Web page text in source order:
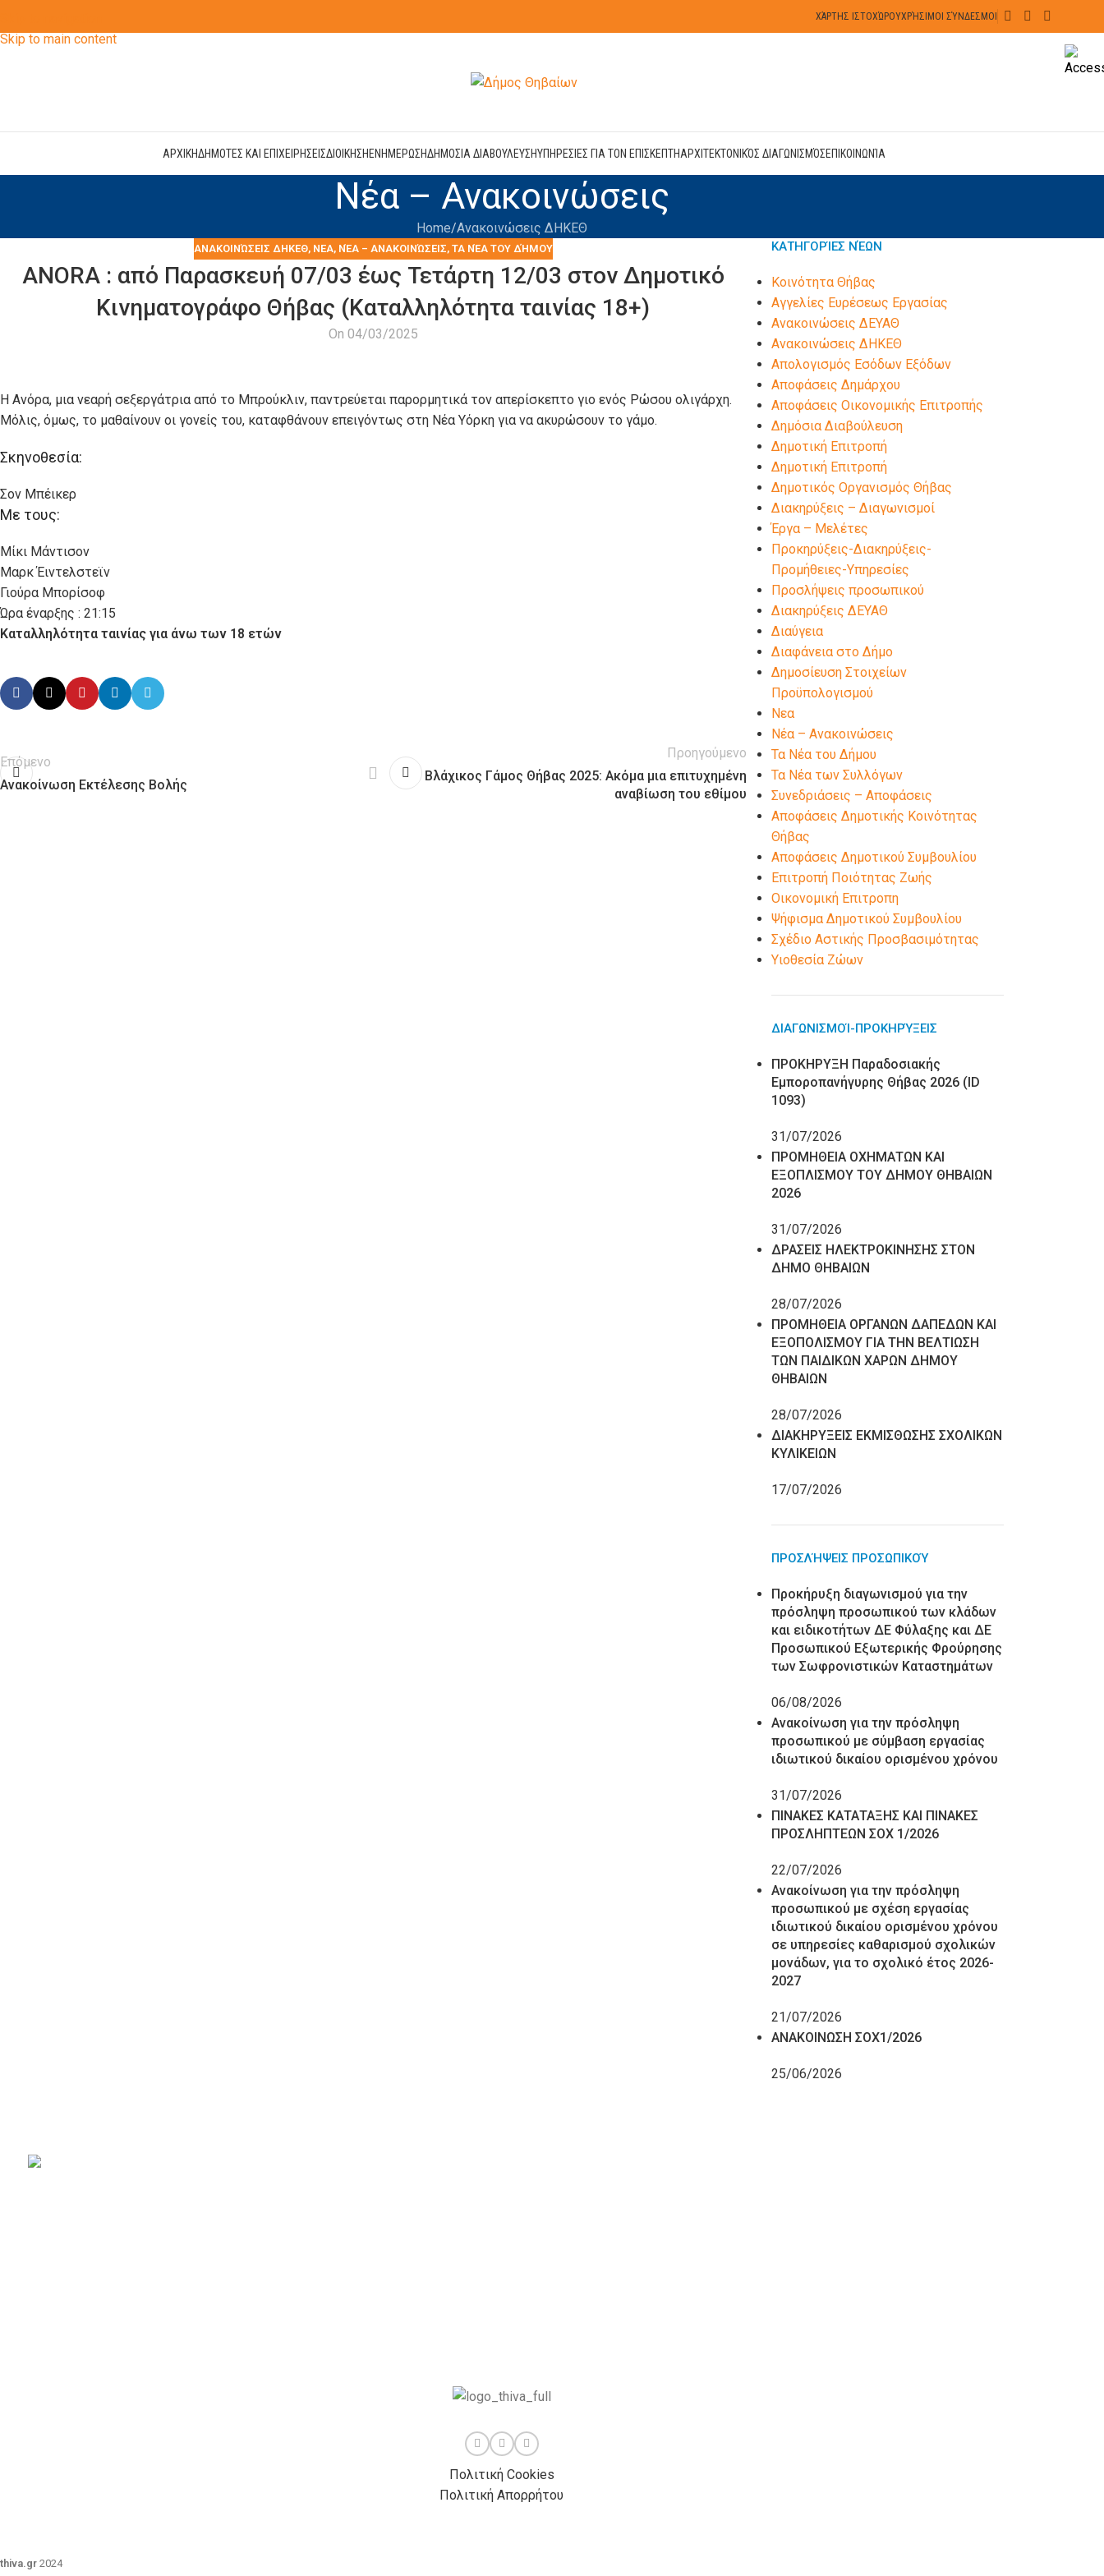
Skip to main content
ΧΆΡΤΗΣ ΙΣΤΟΧΏΡΟΥΧΡΉΣΙΜΟΙ ΣΎΝΔΕΣΜΟΙ
ΑΡΧΙΚΗΔΗΜΟΤΕΣ ΚΑΙ ΕΠΙΧΕΙΡΗΣΕΙΣΔΙΟΙΚΗΣΗΕΝΗΜΕΡΩΣΗΔΗΜΟΣΙΑ ΔΙΑΒΟΥΛΕΥΣΗΥΠΗΡΕΣΙΕΣ ΓΙΑ ΤΟΝ ΕΠΙΣΚΕΠΤΗΑΡΧΙΤΕΚΤΟΝΙΚΌΣ ΔΙΑΓΩΝΙΣΜΌΣΕΠΙΚΟΙΝΩΝΊΑ
Νέα – Ανακοινώσεις
Home Ανακοινώσεις ΔΗΚΕΘ
ΑΝΑΚΟΙΝΏΣΕΙΣ ΔΗΚΕΘ, ΝΕΑ, ΝΈΑ – ΑΝΑΚΟΙΝΏΣΕΙΣ, ΤΑ ΝΈΑ ΤΟΥ ΔΉΜΟΥ
ANORA : από Παρασκευή 07/03 έως Τετάρτη 12/03 στον Δημοτικό
Κινηματογράφο Θήβας (Καταλληλότητα ταινίας 18+)
On 04/03/2025
Η Ανόρα, μια νεαρή σεξεργάτρια από το Μπρούκλιν, παντρεύεται παρορμητικά τον απερίσκεπτο γιο ενός Ρώσου ολιγάρχη.
Μόλις, όμως, το μαθαίνουν οι γονείς του, καταφθάνουν επειγόντως στη Νέα Υόρκη για να ακυρώσουν το γάμο.
Σκηνοθεσία:
Σον Μπέικερ
Με τους:
Μίκι Μάντισον
Μαρκ Έιντελστεϊν
Γιούρα Μπορίσοφ
Ώρα έναρξης : 21:15
Καταλληλότητα ταινίας για άνω των 18 ετών
Επόμενο
Ανακοίνωση Εκτέλεσης Βολής
Προηγούμενο
Βλάχικος Γάμος Θήβας 2025: Ακόμα μια επιτυχημένη
αναβίωση του εθίμου
ΚΑΤΗΓΟΡΊΕΣ ΝΈΩΝ
Kοινότητα Θήβας
Αγγελίες Ευρέσεως Εργασίας
Ανακοινώσεις ΔΕΥΑΘ
Ανακοινώσεις ΔΗΚΕΘ
Απολογισμός Εσόδων Εξόδων
Αποφάσεις Δημάρχου
Αποφάσεις Οικονομικής Επιτροπής
Δημόσια Διαβούλευση
Δημοτική Επιτροπή
Δημοτική Επιτροπή
Δημοτικός Οργανισμός Θήβας
Διακηρύξεις – Διαγωνισμοί
Έργα – Μελέτες
Προκηρύξεις-Διακηρύξεις-
Προμήθειες-Υπηρεσίες
Προσλήψεις προσωπικού
Διακηρύξεις ΔΕΥΑΘ
Διαύγεια
Διαφάνεια στο Δήμο
Δημοσίευση Στοιχείων
Προϋπολογισμού
Νεα
Νέα – Ανακοινώσεις
Τα Νέα του Δήμου
Τα Νέα των Συλλόγων
Συνεδριάσεις – Αποφάσεις
Αποφάσεις Δημοτικής Κοινότητας
Θήβας
Αποφάσεις Δημοτικού Συμβουλίου
Επιτροπή Ποιότητας Ζωής
Οικονομική Επιτροπη
Ψήφισμα Δημοτικού Συμβουλίου
Σχέδιο Αστικής Προσβασιμότητας
Υιοθεσία Ζώων
ΔΙΑΓΩΝΙΣΜΟΊ-ΠΡΟΚΗΡΎΞΕΙΣ
ΠΡΟΚΗΡΥΞΗ Παραδοσιακής
Εμποροπανήγυρης Θήβας 2026 (ID
1093)
31/07/2026
ΠΡΟΜΗΘΕΙΑ ΟΧΗΜΑΤΩΝ ΚΑΙ
ΕΞΟΠΛΙΣΜΟΥ ΤΟΥ ΔΗΜΟΥ ΘΗΒΑΙΩΝ
2026
31/07/2026
ΔΡΑΣΕΙΣ ΗΛΕΚΤΡΟΚΙΝΗΣΗΣ ΣΤΟΝ
ΔΗΜΟ ΘΗΒΑΙΩΝ
28/07/2026
ΠΡΟΜΗΘΕΙΑ ΟΡΓΑΝΩΝ ΔΑΠΕΔΩΝ ΚΑΙ
ΕΞΟΠΟΛΙΣΜΟΥ ΓΙΑ ΤΗΝ ΒΕΛΤΙΩΣΗ
ΤΩΝ ΠΑΙΔΙΚΩΝ ΧΑΡΩΝ ΔΗΜΟΥ
ΘΗΒΑΙΩΝ
28/07/2026
ΔΙΑΚΗΡΥΞΕΙΣ ΕΚΜΙΣΘΩΣΗΣ ΣΧΟΛΙΚΩΝ
ΚΥΛΙΚΕΙΩΝ
17/07/2026
ΠΡΟΣΛΉΨΕΙΣ ΠΡΟΣΩΠΙΚΟΎ
Προκήρυξη διαγωνισμού για την
πρόσληψη προσωπικού των κλάδων
και ειδικοτήτων ΔΕ Φύλαξης και ΔΕ
Προσωπικού Εξωτερικής Φρούρησης
των Σωφρονιστικών Καταστημάτων
06/08/2026
Ανακοίνωση για την πρόσληψη
προσωπικού με σύμβαση εργασίας
ιδιωτικού δικαίου ορισμένου χρόνου
31/07/2026
ΠΙΝΑΚΕΣ ΚΑΤΑΤΑΞΗΣ ΚΑΙ ΠΙΝΑΚΕΣ
ΠΡΟΣΛΗΠΤΕΩΝ ΣΟΧ 1/2026
22/07/2026
Ανακοίνωση για την πρόσληψη
προσωπικού με σχέση εργασίας
ιδιωτικού δικαίου ορισμένου χρόνου
σε υπηρεσίες καθαρισμού σχολικών
μονάδων, για το σχολικό έτος 2026-
2027
21/07/2026
ΑΝΑΚΟΙΝΩΣΗ ΣΟΧ1/2026
25/06/2026
Πολιτική Cookies
Πολιτική Απορρήτου
thiva.gr 2024